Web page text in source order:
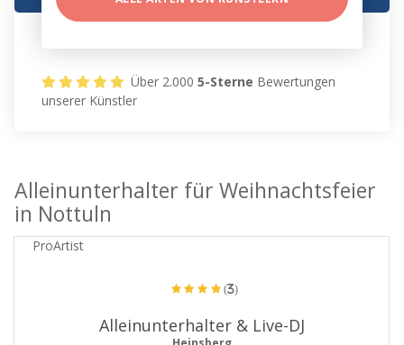
Über 2.0005-Sterne Bewertungen
unserer Künstler
Alleinunterhalter für Weihnachtsfeier
in Nottuln
ProArtist
(3)
Alleinunterhalter & Live-DJ